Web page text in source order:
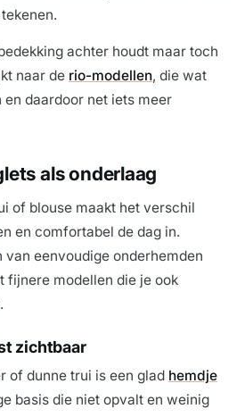
achter houdt maar toch
naar de rio-modellen, die wat
en daardoor net iets meer
als onderlaag
of blouse maakt het verschil
en comfortabel de dag in.
van eenvoudige onderhemden
fijnere modellen die je ook
zichtbaar
of dunne trui is een glad hemdje
basis die niet opvalt en weinig